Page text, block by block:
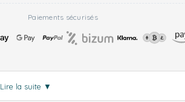
Paiements sécurisés
Lire la suite ▼